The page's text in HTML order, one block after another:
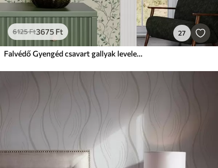
6125Ft3675 Ft 27
Falvédő Gyengéd csavart gallyak levelekkel